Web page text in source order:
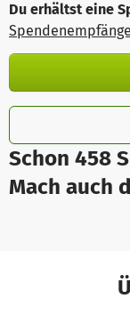
Schon 458
Mach auch
Du erhältst eine